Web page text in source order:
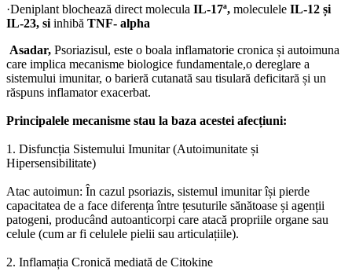
·Deniplant blochează direct molecula IL-17ª, moleculele IL-12 și
IL-23, si inhibă TNF- alpha
Asadar, Psoriazisul, este o boala inflamatorie cronica și autoimuna
care implica mecanisme biologice fundamentale,o dereglare a
sistemului imunitar, o barieră cutanată sau tisulară deficitară și un
răspuns inflamator exacerbat.
Principalele mecanisme stau la baza acestei afecțiuni:
1. Disfuncția Sistemului Imunitar (Autoimunitate și
Hipersensibilitate)
Atac autoimun: În cazul psoriazis, sistemul imunitar își pierde
capacitatea de a face diferența între țesuturile sănătoase și agenții
patogeni, producând autoanticorpi care atacă propriile organe sau
celule (cum ar fi celulele pielii sau articulațiile).
2. Inflamația Cronică mediată de Citokine